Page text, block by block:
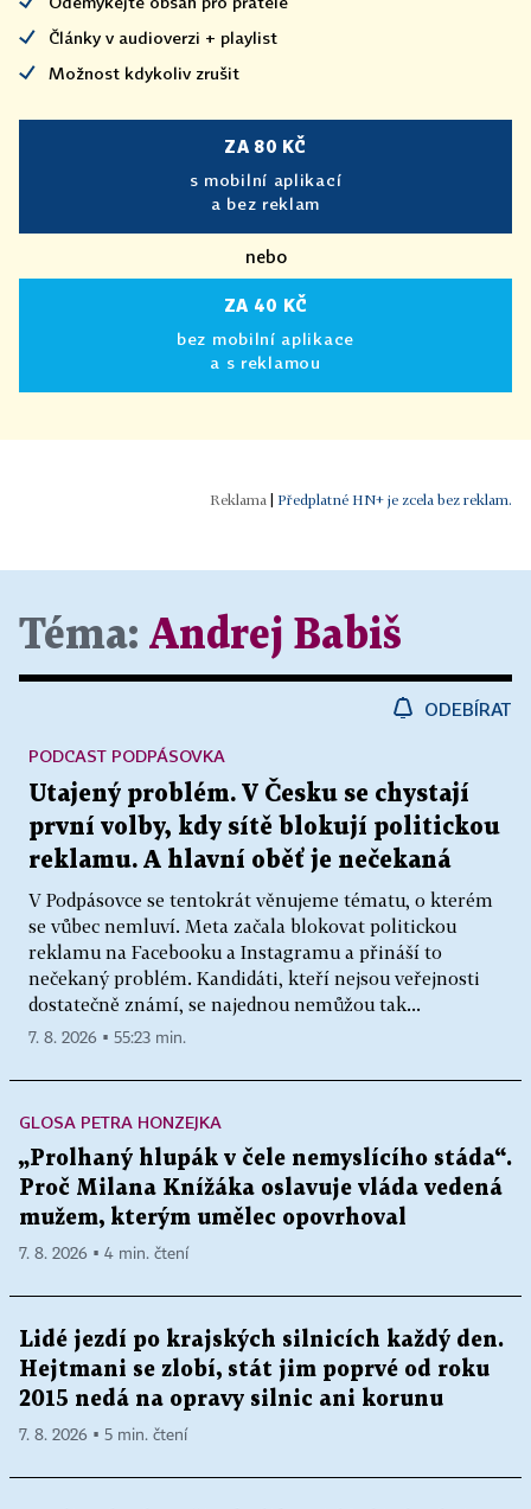
Články v audioverzi + playlist
Možnost kdykoliv zrušit
ZA 80 KČ
s mobilní aplikací
a bez reklam
nebo
ZA 40 KČ
bez mobilní aplikace
a s reklamou
| Předplatné HN+ je zcela bez reklam.
Téma: Andrej Babiš
ODEBÍRAT
Utajený problém. V Česku se chystají
první volby, kdy sítě blokují politickou
reklamu. A hlavní oběť je nečekaná
V Podpásovce se tentokrát věnujeme tématu, o kterém
se vůbec nemluví. Meta začala blokovat politickou
reklamu na Facebooku a Instagramu a přináší to
nečekaný problém. Kandidáti, kteří nejsou veřejnosti
dostatečně známí, se najednou nemůžou tak...
PODCAST PODPÁSOVKA
7. 8. 2026 ▪ 55:23 min.
GLOSA PETRA HONZEJKA
„Prolhaný hlupák v čele nemyslícího stáda“.
Proč Milana Knížáka oslavuje vláda vedená
mužem, kterým umělec opovrhoval
7. 8. 2026 ▪ 4 min. čtení
Lidé jezdí po krajských silnicích každý den.
Hejtmani se zlobí, stát jim poprvé od roku
2015 nedá na opravy silnic ani korunu
7. 8. 2026 ▪ 5 min. čtení